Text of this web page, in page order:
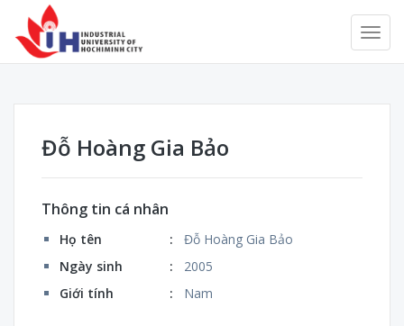
Đỗ Hoàng Gia Bảo
Thông tin cá nhân
Họ tên :
Đỗ Hoàng Gia Bảo
Ngày sinh
:
2005
Giới tính
: Nam